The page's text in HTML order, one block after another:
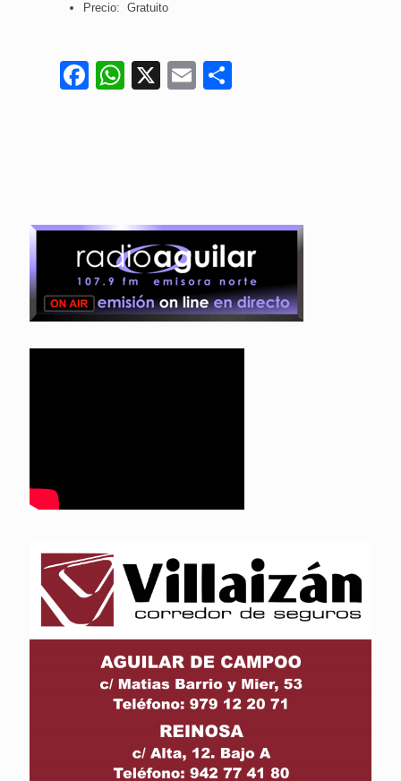
Precio: Gratuito
Facebook
WhatsApp
X Email